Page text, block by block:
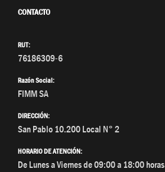
CONTACTO
RUT:
76186309-6
Razón Social:
FIMM SA
DIRECCIÓN:
San Pablo 10.200 Local N° 2
HORARIO DE ATENCIÓN:
De Lunes a Viernes de 09:00 a 18:00 horas